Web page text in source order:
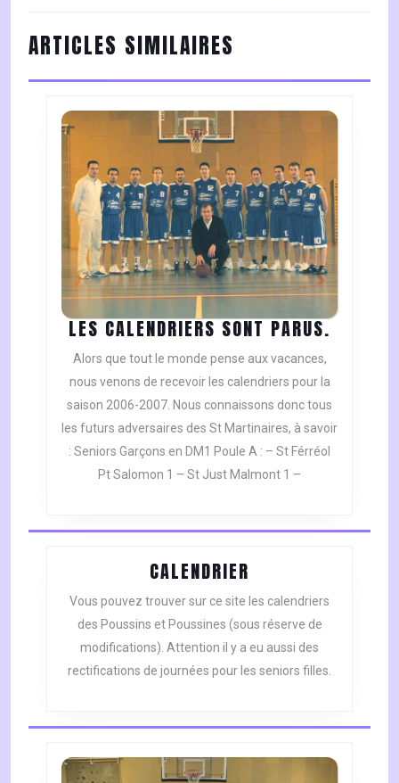
post:
post:
ARTICLES SIMILAIRES
LES CALENDRIERS SONT PARUS.LES
Alors que tout le monde pense aux vacances,
nous venons de recevoir les calendriers pour la
saison 2006-2007. Nous connaissons donc tous
les futurs adversaires des St Martinaires, à savoir
: Seniors Garçons en DM1 Poule A : – St Férréol
Pt Salomon 1 – St Just Malmont 1 –
CALENDRIER
Vous pouvez trouver sur ce site les calendriers
des Poussins et Poussines (sous réserve de
modifications). Attention il y a eu aussi des
rectifications de journées pour les seniors filles.